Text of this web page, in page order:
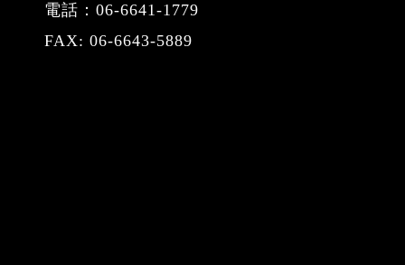
電話：06-6641-1779
FAX: 06-6643-5889